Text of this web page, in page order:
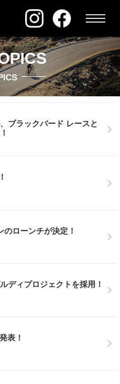
ブラックバード レースと
ローンチが決定！
ディプロジェクトを採用！
表！